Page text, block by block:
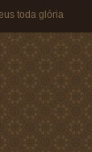
toda glória